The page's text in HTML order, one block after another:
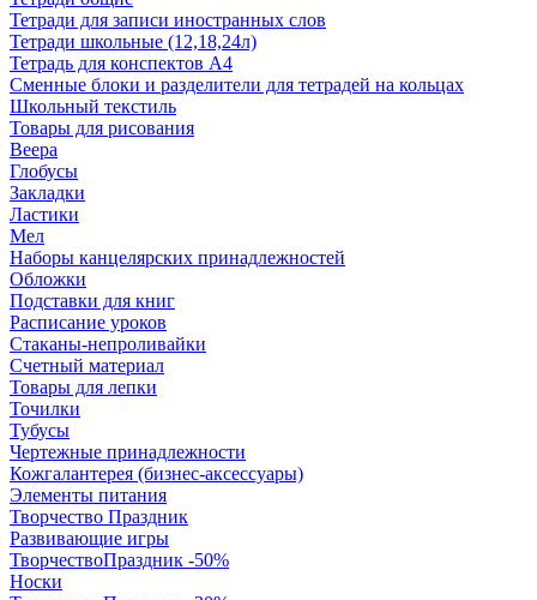
Тетради для записи иностранных слов
Тетради школьные (12,18,24л)
Тетрадь для конспектов А4
Сменные блоки и разделители для тетрадей на кольцах
Школьный текстиль
Товары для рисования
Веера
Глобусы
Закладки
Ластики
Мел
Наборы канцелярских принадлежностей
Обложки
Подставки для книг
Расписание уроков
Стаканы-непроливайки
Счетный материал
Товары для лепки
Точилки
Тубусы
Чертежные принадлежности
Кожгалантерея (бизнес-аксессуары)
Элементы питания
Творчество Праздник
Развивающие игры
ТворчествоПраздник -50%
Носки